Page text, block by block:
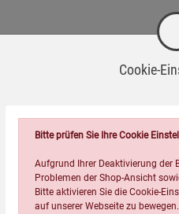
Gebrauch kann
Cookie-
Bitte prüfen Sie Ihre Cookie
Aufgrund Ihrer Deaktivierung der
Problemen der Shop-Ansicht
Bitte aktivieren Sie die Cookie-
auf unserer Webseite zu bewegen.